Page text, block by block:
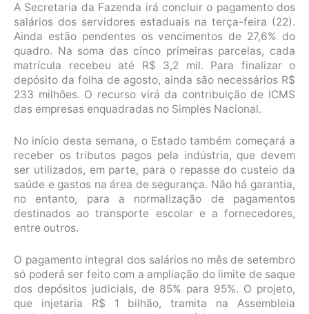
A Secretaria da Fazenda irá concluir o pagamento dos
salários dos servidores estaduais na terça-feira (22).
Ainda estão pendentes os vencimentos de 27,6% do
quadro. Na soma das cinco primeiras parcelas, cada
matrícula recebeu até R$ 3,2 mil. Para finalizar o
depósito da folha de agosto, ainda são necessários R$
233 milhões. O recurso virá da contribuição de ICMS
das empresas enquadradas no Simples Nacional.
No início desta semana, o Estado também começará a
receber os tributos pagos pela indústria, que devem
ser utilizados, em parte, para o repasse do custeio da
saúde e gastos na área de segurança. Não há garantia,
no entanto, para a normalização de pagamentos
destinados ao transporte escolar e a fornecedores,
entre outros.
O pagamento integral dos salários no mês de setembro
só poderá ser feito com a ampliação do limite de saque
dos depósitos judiciais, de 85% para 95%. O projeto,
que injetaria R$ 1 bilhão, tramita na Assembleia